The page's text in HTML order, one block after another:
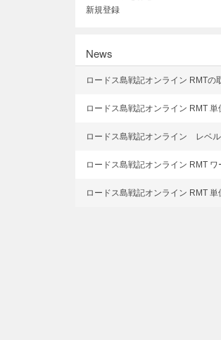
新規登録
News
ロードス島戦記オンライン RMTの
ロードス島戦記オンライン RMT 単
ロードス島戦記オンライン レベ
ロードス島戦記オンライン RMT ワ
ロードス島戦記オンライン RMT 単